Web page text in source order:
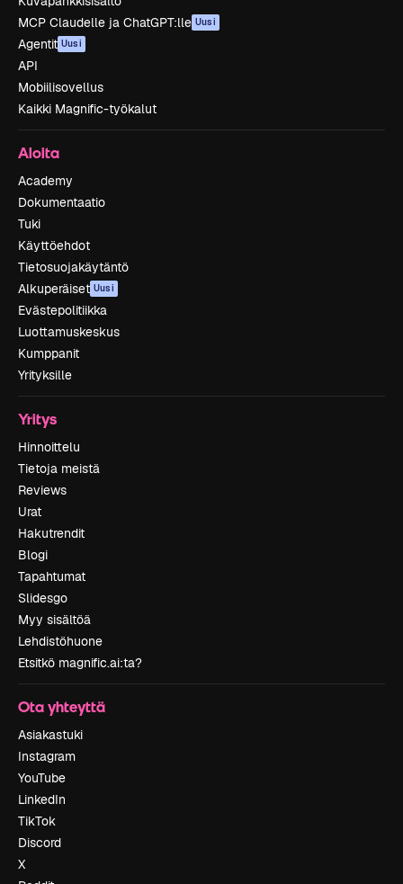
MCP Claudelle ja ChatGPT:lle Uusi
Agentit Uusi
API
Mobiilisovellus
Kaikki Magnific-työkalut
Aloita
Academy
Dokumentaatio
Tuki
Käyttöehdot
Tietosuojakäytäntö
Alkuperäiset Uusi
Evästepolitiikka
Luottamuskeskus
Kumppanit
Yrityksille
Yritys
Hinnoittelu
Tietoja meistä
Reviews
Urat
Hakutrendit
Blogi
Tapahtumat
Slidesgo
Myy sisältöä
Lehdistöhuone
Etsitkö magnific.ai:ta?
Ota yhteyttä
Asiakastuki
Instagram
YouTube
LinkedIn
TikTok
Discord
X